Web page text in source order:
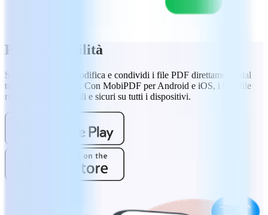
PDF in mobilità
Scansiona, firma, modifica e condividi i file PDF direttamente dal
tuo telefono o tablet. Con MobiPDF per Android e iOS, i tuoi file
rimangono accessibili e sicuri su tutti i dispositivi.